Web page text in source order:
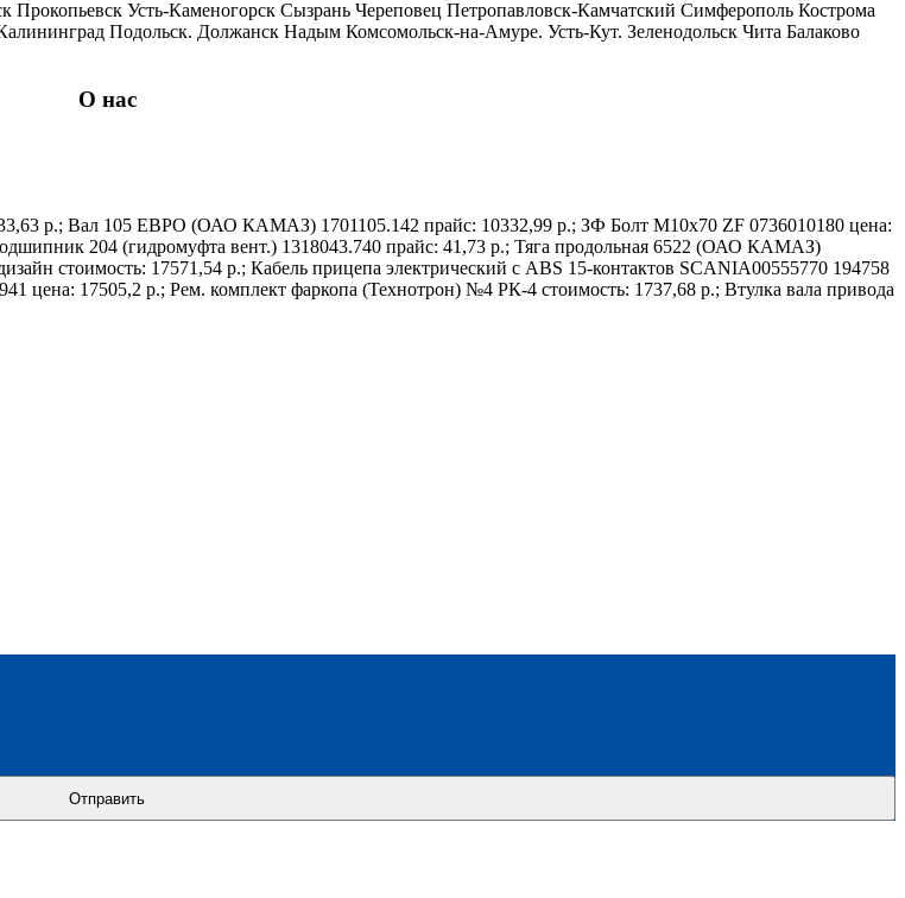
Усть-Каменогорск Сызрань Череповец Петропавловск-Камчатский Симферополь Кострома
Подольск. Должанск Надым Комсомольск-на-Амуре. Усть-Кут. Зеленодольск Чита Балаково
О нас
р.; Вал 105 ЕВРО (ОАО КАМАЗ) 1701105.142 прайс: 10332,99 р.; ЗФ Болт М10х70 ZF 0736010180 цена:
204 (гидромуфта вент.) 1318043.740 прайс: 41,73 р.; Тяга продольная 6522 (ОАО КАМАЗ)
стоимость: 17571,54 р.; Кабель прицепа электрический с ABS 15-контактов SCANIA00555770 194758
17505,2 р.; Рем. комплект фаркопа (Технотрон) №4 РК-4 стоимость: 1737,68 р.; Втулка вала привода
Отправить